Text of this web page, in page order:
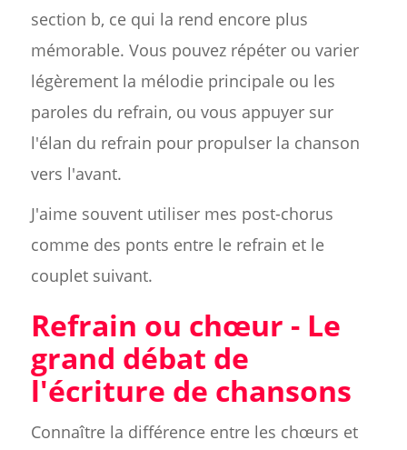
section b, ce qui la rend encore plus
mémorable. Vous pouvez répéter ou varier
légèrement la mélodie principale ou les
paroles du refrain, ou vous appuyer sur
l'élan du refrain pour propulser la chanson
vers l'avant.
J'aime souvent utiliser mes post-chorus
comme des ponts entre le refrain et le
couplet suivant.
Refrain ou chœur - Le
grand débat de
l'écriture de chansons
Connaître la différence entre les chœurs et